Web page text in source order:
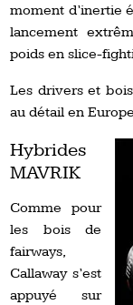
moment d’inertie
lancement
poids en slice-
Les drivers et
au détail en
Hybrides
MAVRIK
Comme pour
les bois de
fairways,
Callaway s’est
appuyé sur